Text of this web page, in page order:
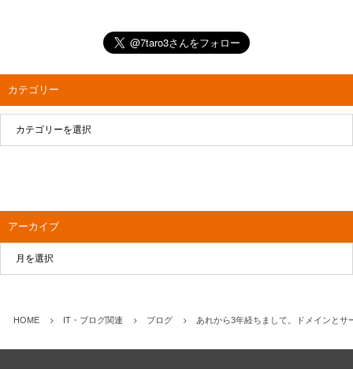
カテゴリー
アーカイブ
HOME IT・ブログ関連 ブログ あれから3年経ちまして。ドメインとサ